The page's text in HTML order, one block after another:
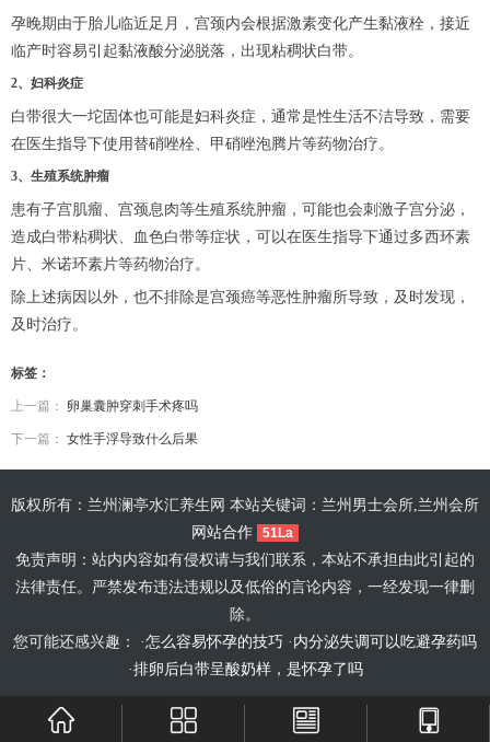
孕晚期由于胎儿临近足月，宫颈内会根据激素变化产生黏液栓，接近
临产时容易引起黏液酸分泌脱落，出现粘稠状白带。
2、妇科炎症
白带很大一坨固体也可能是妇科炎症，通常是性生活不洁导致，需要
在医生指导下使用替硝唑栓、甲硝唑泡腾片等药物治疗。
3、生殖系统肿瘤
患有子宫肌瘤、宫颈息肉等生殖系统肿瘤，可能也会刺激子宫分泌，
造成白带粘稠状、血色白带等症状，可以在医生指导下通过多西环素
片、米诺环素片等药物治疗。
除上述病因以外，也不排除是宫颈癌等恶性肿瘤所导致，及时发现，
及时治疗。
标签：
上一篇： 卵巢囊肿穿刺手术疼吗
下一篇： 女性手浮导致什么后果
版权所有：兰州澜亭水汇养生网 本站关键词：兰州男士会所,兰州会所
网站合作
51La
免责声明：站内内容如有侵权请与我们联系，本站不承担由此引起的
法律责任。严禁发布违法违规以及低俗的言论内容，一经发现一律删
除。
您可能还感兴趣： ·怎么容易怀孕的技巧 · 内分泌失调可以吃避孕药吗
·排卵后白带呈酸奶样，是怀孕了吗